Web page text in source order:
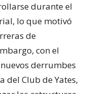
durante el
lo que motivó
de
con el
derrumbes
del Club de Yates,